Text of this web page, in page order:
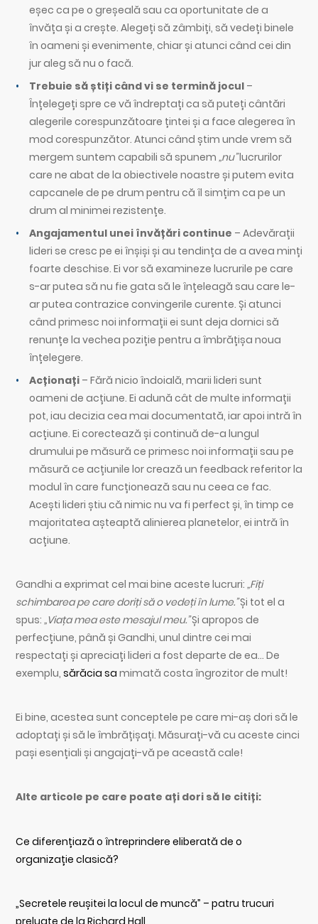
eșec ca pe o greșeală sau ca oportunitate de a
învăța și a crește. Alegeți să zâmbiți, să vedeți binele
în oameni și evenimente, chiar și atunci când cei din
jur aleg să nu o facă.
Trebuie să știți când vi se termină jocul–
Înțelegeți spre ce vă îndreptați ca să puteți cântări
alegerile corespunzătoare țintei și a face alegerea în
mod corespunzător. Atunci când știm unde vrem să
mergem suntem capabili să spunem „nu”lucrurilor
care ne abat de la obiectivele noastre și putem evita
capcanele de pe drum pentru că îl simțim ca pe un
drum al minimei rezistențe.
Angajamentul unei învățări continue – Adevărații
lideri se cresc pe ei înșiși și au tendința de a avea minți
foarte deschise. Ei vor să examineze lucrurile pe care
s-ar putea să nu fie gata să le înțeleagă sau care le-
ar putea contrazice convingerile curente. Și atunci
când primesc noi informații ei sunt deja dornici să
renunțe la vechea poziție pentru a îmbrățișa noua
înțelegere.
Acționați– Fără nicio îndoială, marii lideri sunt
oameni de acțiune. Ei adună cât de multe informații
pot, iau decizia cea mai documentată, iar apoi intră în
acțiune. Ei corectează și continuă de-a lungul
drumului pe măsură ce primesc noi informații sau pe
măsură ce acțiunile lor crează un feedback referitor la
modul în care funcționează sau nu ceea ce fac.
Acești lideri știu că nimic nu va fi perfect și, în timp ce
majoritatea așteaptă alinierea planetelor, ei intră în
acțiune.
Gandhi a exprimat cel mai bine aceste lucruri:„Fiți
schimbarea pe care doriți să o vedeți în lume.”Și tot el a
spus:„Viața mea este mesajul meu.”Și apropos de
perfecțiune, până și Gandhi, unul dintre cei mai
respectați și apreciați lideri a fost departe de ea… De
exemplu,sărăcia sa mimată costa îngrozitor de mult!
Ei bine, acestea sunt conceptele pe care mi-aș dori să le
adoptați și să le îmbrățișați. Măsurați-vă cu aceste cinci
pași esențiali și angajați-vă pe această cale!
Alte articole pe care poate ați dori să le citiți:
Ce diferențiază o întreprindere eliberată de o
organizație clasică?
„Secretele reușitei la locul de muncă” – patru trucuri
preluate de la Richard Hall